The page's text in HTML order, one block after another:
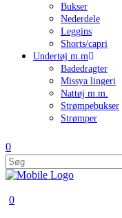
Bukser
Nederdele
Leggins
Shorts/capri
Undertøj m.m
Badedragter
Missya lingeri
Nattøj m.m.
Strømpebukser
Strømper
0
0